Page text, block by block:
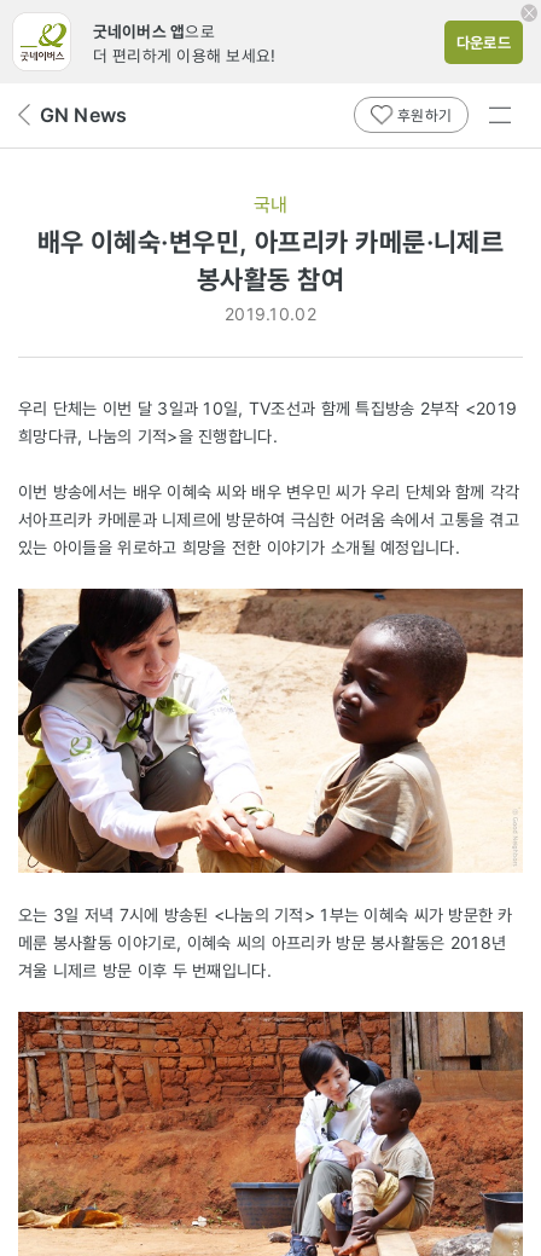
굿네이버스 앱으로
더 편리하게 이용해 보세요!
다운로드
뒤 GN News 후원하기
전체
국내
배우 이혜숙·변우민, 아프리카 카메룬·니제르
봉사활동 참여
2019.10.02
우리 단체는 이번 달 3일과 10일, TV조선과 함께 특집방송 2부작 <2019
희망다큐, 나눔의 기적>을 진행합니다.
이번 방송에서는 배우 이혜숙 씨와 배우 변우민 씨가 우리 단체와 함께 각각
서아프리카 카메룬과 니제르에 방문하여 극심한 어려움 속에서 고통을 겪고
있는 아이들을 위로하고 희망을 전한 이야기가 소개될 예정입니다.
오는 3일 저녁 7시에 방송된 <나눔의 기적> 1부는 이혜숙 씨가 방문한 카
메룬 봉사활동 이야기로, 이혜숙 씨의 아프리카 방문 봉사활동은 2018년
겨울 니제르 방문 이후 두 번째입니다.